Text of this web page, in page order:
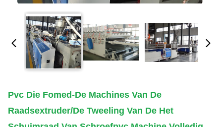
Pvc Die Fomed-De Machines Van De
Raadsextruder/de Tweeling Van De Het